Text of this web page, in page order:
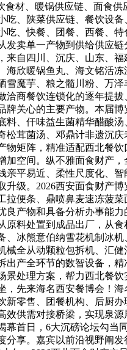
食材、暖锅供应链、面食
、陕菜供应链、餐饮设
、快餐、团餐、西餐、
卖单一产物到供给供应
自四川、沉庆、山东、
欣暖锅鱼丸、海文铭活
雪魔芋、粮之髓川粉、万
商餐饮连锁化的逐年提
关心的主要产物。本届
、仟味益生菌精华醋酸
茸菌汤、邓鼎计非遗沉
矩阵，精准适配西北餐
空间。纵不雅面食财产
平易近、柔性尺度化、
级。2026西安面食财产
便条、鼎喷鼻麦速冻菠
产物和具备分析办事能
料处置到成品出厂，从
冰熊意伯纳雪花机制冰
全从动颗粒包拆机、汇
产全环节的数智设备，
处理方案，帮力西北餐
先来海名西安餐博会！
零售、团餐机构、后厨
供需对接桥梁，实现泉
首日，6大沉磅论坛勾
享。嘉宾以前沿视野阐